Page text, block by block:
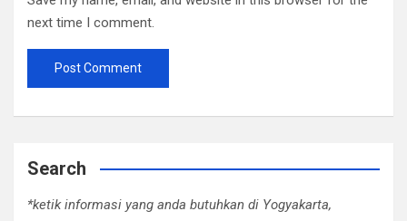
next time I comment.
Search
*ketik informasi yang anda butuhkan di Yogyakarta,